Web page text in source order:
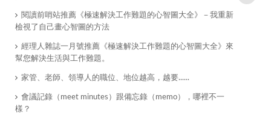
閱讀前哨站推薦《極速解決工作難題的心智圖大全》－我重新
檢視了自己畫心智圖的方法
經理人雜誌一月號推薦《極速解決工作難題的心智圖大全》來
幫您解決生活與工作難題。
家管、老師、領導人的職位、地位越高，越要......
會議記錄（meet minutes）跟備忘錄（memo），哪裡不一
樣？